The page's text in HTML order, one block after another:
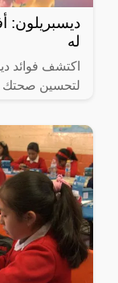
ديسبريلون:
له
اكتشف فوائد
لتحسين صحتك